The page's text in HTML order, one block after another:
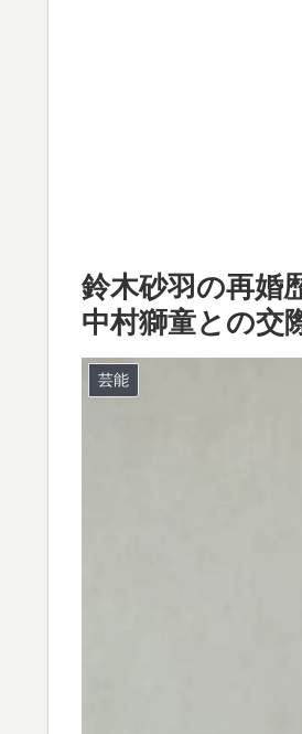
鈴木砂羽の再婚
中村獅童との交
芸能